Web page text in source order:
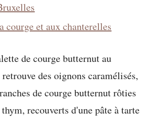
courge et aux chanterelles